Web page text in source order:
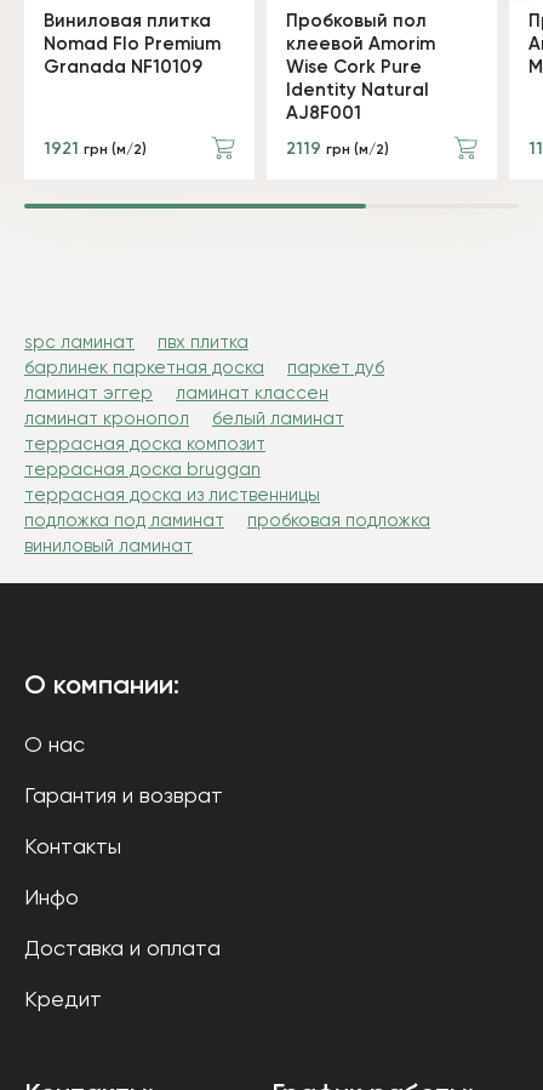
Виниловая плитка
Nomad Flo Premium
Granada NF10109
1921 грн (м/2)
Пробковый пол
клеевой Amorim
Wise Cork Pure
Identity Natural
AJ8F001
2119 грн (м/2)
spc ламинат
пвх плитка
барлинек паркетная доска
паркет дуб
ламинат эггер
ламинат классен
ламинат кронопол
белый ламинат
террасная доска композит
террасная доска bruggan
террасная доска из лиственницы
подложка под ламинат
пробковая подложка
виниловый ламинат
О компании:
О нас
Гарантия и возврат
Контакты
Инфо
Доставка и оплата
Кредит